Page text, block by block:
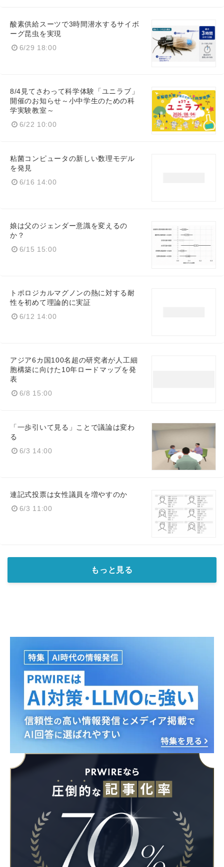
酸素供給スーツで3時間潜水するサイボ
ーグ昆虫を実現
6/29 18:00
8/4見てさわって科学体験「ユニラブ」
開催のお知らせ～小中学生のための科
学実験教室～
6/22 10:00
粘菌コンピュータの新しい数理モデル
を発見
6/16 14:00
娘は父のジェンダー意識を変えるの
か？
6/15 15:00
トポロジカルマグノンの熱に対する耐
性を初めて理論的に実証
6/12 14:00
アジア6カ国100名超の研究者が人工細
胞構築に向けた10年ロードマップを発
表
6/8 15:00
「一歩引いて見る」ことで議論は変わ
る
6/3 14:00
連記式投票は女性議員を増やすのか
6/3 11:00
もっと見る